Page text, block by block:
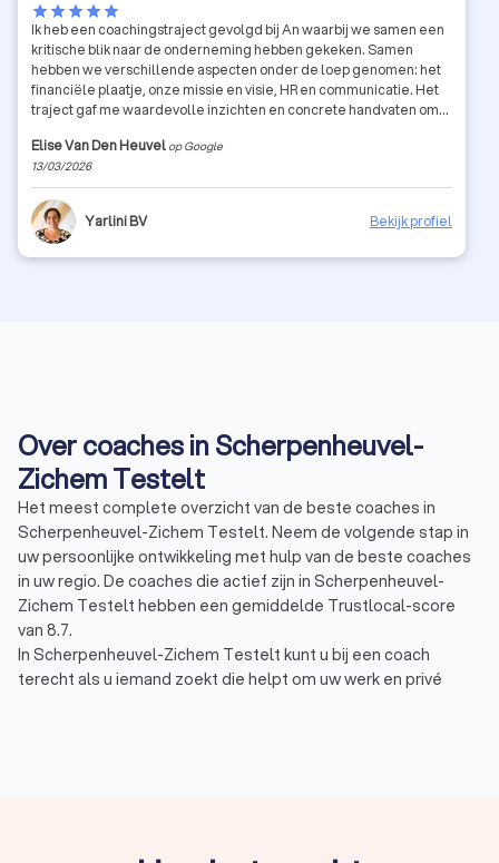
starstarstarstarstar
Ik heb een coachingstraject gevolgd bij An waarbij we samen een
kritische blik naar de onderneming hebben gekeken. Samen
hebben we verschillende aspecten onder de loep genomen: het
financiële plaatje, onze missie en visie, HR en communicatie. Het
traject gaf me waardevolle inzichten en concrete handvaten om
eerlijk en tegelijk heel motiverend. Zeker een aanrader voor
ondernemers die even willen stilstaan bij hun werking en hun
bedrijf naar een hoger niveau willen tillen.
Elise Van Den Heuvel op Google
13/03/2026
Yarlini BV Bekijk profiel
Over coaches in Scherpenheuvel-
Zichem Testelt
Het meest complete overzicht van de beste coaches in
Scherpenheuvel-Zichem Testelt. Neem de volgende stap in
uw persoonlijke ontwikkeling met hulp van de beste coaches
in uw regio. De coaches die actief zijn in Scherpenheuvel-
Zichem Testelt hebben een gemiddelde Trustlocal-score
van 8.7.
In Scherpenheuvel-Zichem Testelt kunt u bij een coach
terecht als u iemand zoekt die helpt om uw werk en privé
willen ervaren. En voor het voorkomen of sneller